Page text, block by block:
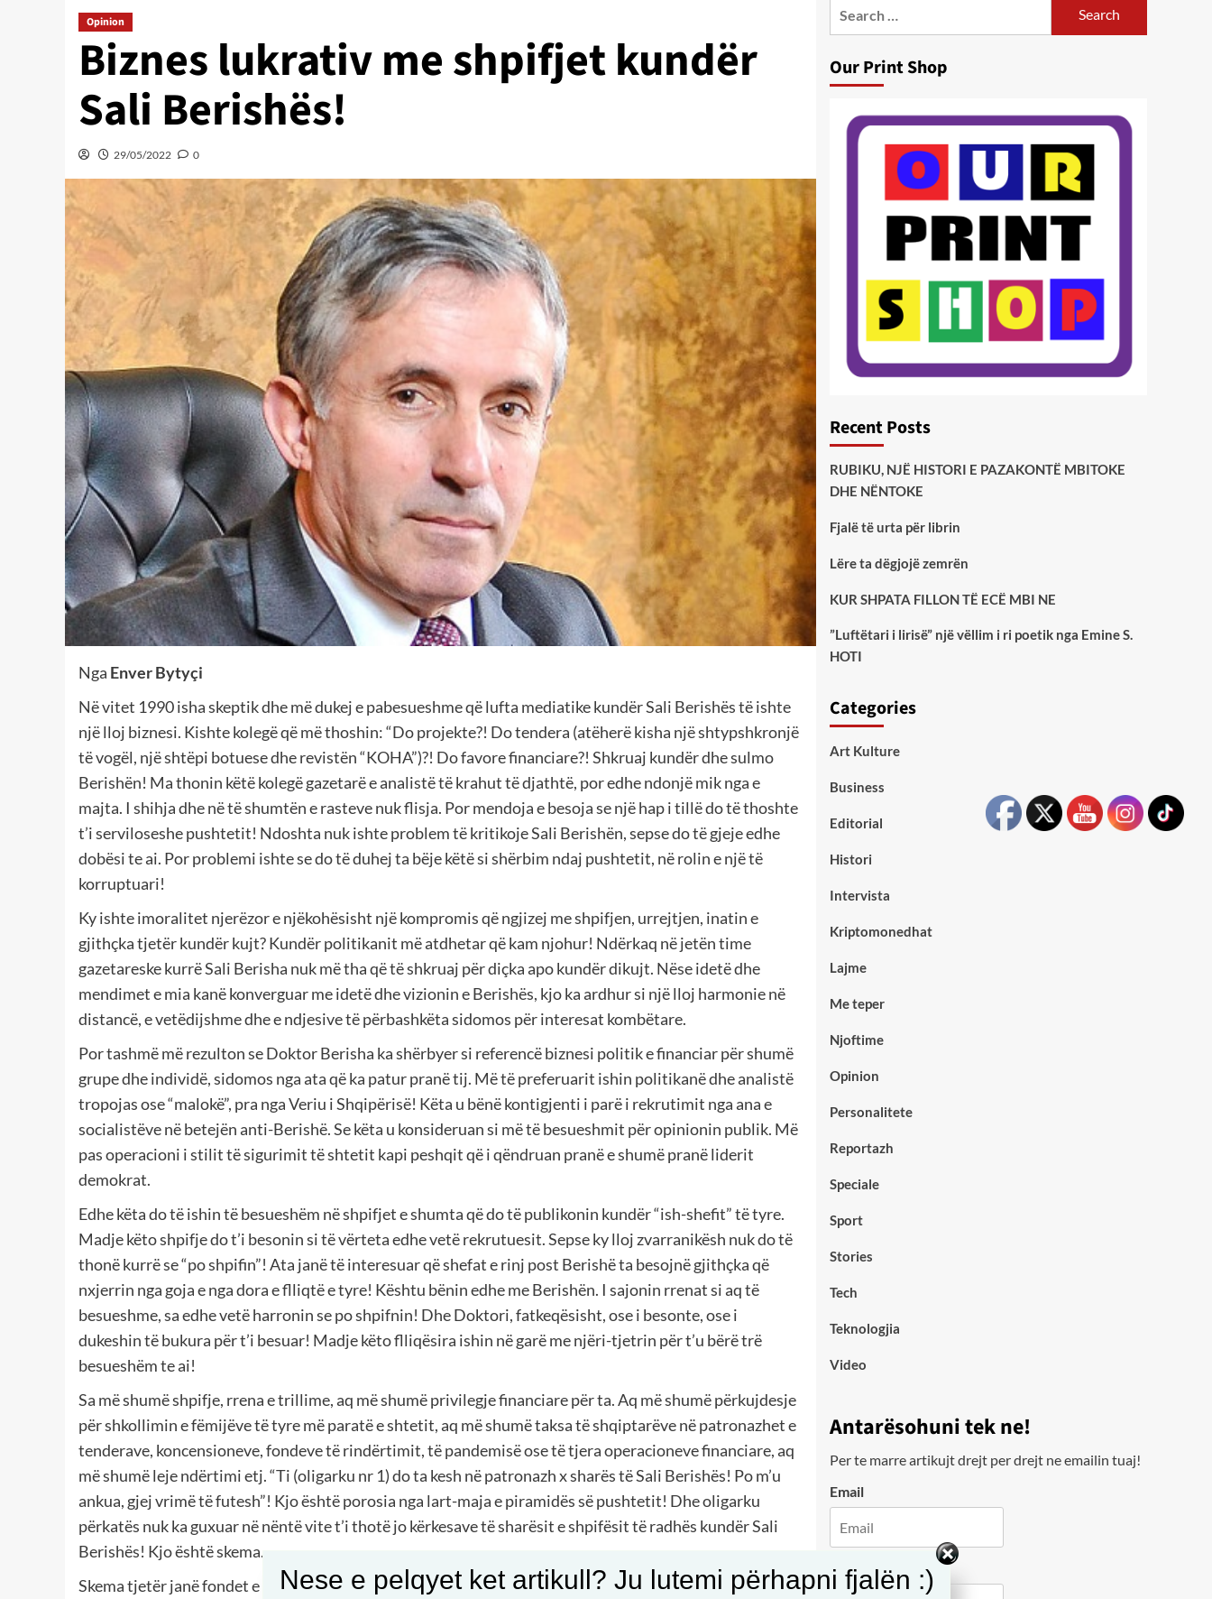
Opinion
Biznes lukrativ me shpifjet kundër
Sali Berishës!
29/05/2022 0
Nga Enver Bytyçi
Në vitet 1990 isha skeptik dhe më dukej e pabesueshme që lufta mediatike kundër Sali Berishës të ishte
një lloj biznesi. Kishte kolegë që më thoshin: “Do projekte?! Do tendera (atëherë kisha një shtypshkronjë
të vogël, një shtëpi botuese dhe revistën “KOHA”)?! Do favore financiare?! Shkruaj kundër dhe sulmo
Berishën! Ma thonin këtë kolegë gazetarë e analistë të krahut të djathtë, por edhe ndonjë mik nga e
majta. I shihja dhe në të shumtën e rasteve nuk flisja. Por mendoja e besoja se një hap i tillë do të thoshte
t’i serviloseshe pushtetit! Ndoshta nuk ishte problem të kritikoje Sali Berishën, sepse do të gjeje edhe
dobësi te ai. Por problemi ishte se do të duhej ta bëje këtë si shërbim ndaj pushtetit, në rolin e një të
korruptuari!
Ky ishte imoralitet njerëzor e njëkohësisht një kompromis që ngjizej me shpifjen, urrejtjen, inatin e
gjithçka tjetër kundër kujt? Kundër politikanit më atdhetar që kam njohur! Ndërkaq në jetën time
gazetareske kurrë Sali Berisha nuk më tha që të shkruaj për diçka apo kundër dikujt. Nëse idetë dhe
mendimet e mia kanë konverguar me idetë dhe vizionin e Berishës, kjo ka ardhur si një lloj harmonie në
distancë, e vetëdijshme dhe e ndjesive të përbashkëta sidomos për interesat kombëtare.
Por tashmë më rezulton se Doktor Berisha ka shërbyer si referencë biznesi politik e financiar për shumë
grupe dhe individë, sidomos nga ata që ka patur pranë tij. Më të preferuarit ishin politikanë dhe analistë
tropojas ose “malokë”, pra nga Veriu i Shqipërisë! Këta u bënë kontigjenti i parë i rekrutimit nga ana e
socialistëve në betejën anti-Berishë. Se këta u konsideruan si më të besueshmit për opinionin publik. Më
pas operacioni i stilit të sigurimit të shtetit kapi peshqit që i qëndruan pranë e shumë pranë liderit
demokrat.
Edhe këta do të ishin të besueshëm në shpifjet e shumta që do të publikonin kundër “ish-shefit” të tyre.
Madje këto shpifje do t’i besonin si të vërteta edhe vetë rekrutuesit. Sepse ky lloj zvarranikësh nuk do të
thonë kurrë se “po shpifin”! Ata janë të interesuar që shefat e rinj post Berishë ta besojnë gjithçka që
nxjerrin nga goja e nga dora e flliqtë e tyre! Kështu bënin edhe me Berishën. I sajonin rrenat si aq të
besueshme, sa edhe vetë harronin se po shpifnin! Dhe Doktori, fatkeqësisht, ose i besonte, ose i
dukeshin të bukura për t’i besuar! Madje këto flliqësira ishin në garë me njëri-tjetrin për t’u bërë trë
besueshëm te ai!
Sa më shumë shpifje, rrena e trillime, aq më shumë privilegje financiare për ta. Aq më shumë përkujdesje
për shkollimin e fëmijëve të tyre më paratë e shtetit, aq më shumë taksa të shqiptarëve në patronazhet e
tenderave, koncensioneve, fondeve të rindërtimit, të pandemisë ose të tjera operacioneve financiare, aq
më shumë leje ndërtimi etj. “Ti (oligarku nr 1) do ta kesh në patronazh x sharës të Sali Berishës! Po m’u
ankua, gjej vrimë të futesh”! Kjo është porosia nga lart-maja e piramidës së pushtetit! Dhe oligarku
përkatës nuk ka guxuar në nëntë vite t’i thotë jo kërkesave të sharësit e shpifësit të radhës kundër Sali
Berishës! Kjo është skema.
Skema tjetër janë fondet e Shoqërisë së Hapur të Sorosit. Miliona kanë shkuar për projekte fallco të asaj
Our Print Shop
Recent Posts
RUBIKU, NJË HISTORI E PAZAKONTË MBITOKE
DHE NËNTOKE
Fjalë të urta për librin
Lëre ta dëgjojë zemrën
KUR SHPATA FILLON TË ECË MBI NE
”Luftëtari i lirisë” një vëllim i ri poetik nga Emine S.
HOTI
Categories
Art Kulture
Business
Editorial
Histori
Intervista
Kriptomonedhat
Lajme
Me teper
Njoftime
Opinion
Personalitete
Reportazh
Speciale
Sport
Stories
Tech
Teknologjia
Video
Antarësohuni tek ne!
Per te marre artikujt drejt per drejt ne emailin tuaj!
Email
City
Nese e pelqyet ket artikull? Ju lutemi përhapni fjalën :)